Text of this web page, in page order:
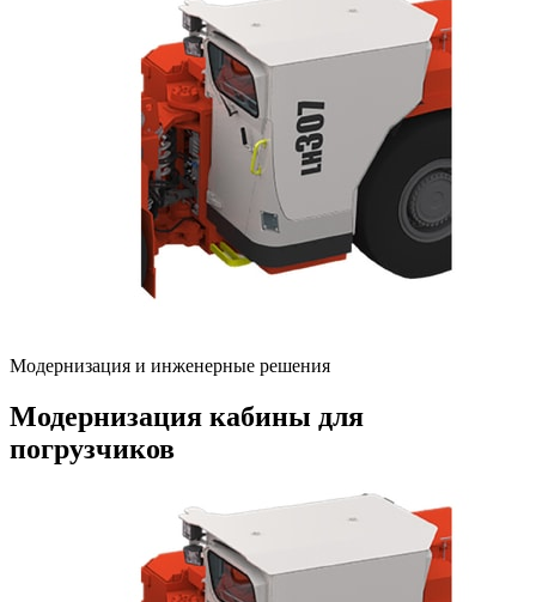
Модернизация и инженерные решения
Модернизация кабины для
погрузчиков